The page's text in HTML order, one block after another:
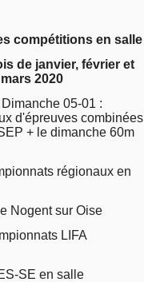
compétitions en salle
de janvier, février et
mars 2020
05-01 :
d'épreuves combinées
+ le dimanche 60m
régionaux en
Nogent sur Oise
LIFA
SE en salle